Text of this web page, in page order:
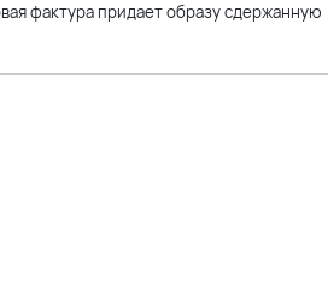
фактура придает образу сдержанную